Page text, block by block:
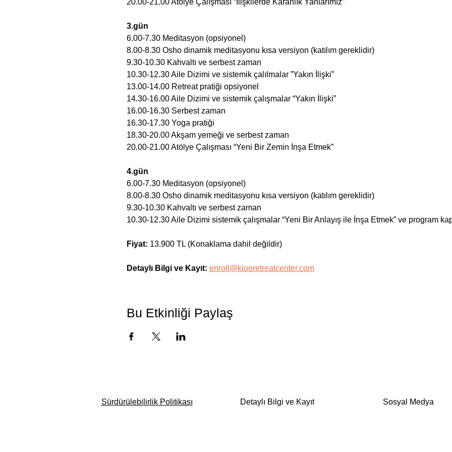
3.gün
6.00-7.30 Meditasyon (opsiyonel)
8.00-8.30 Osho dinamik meditasyonu kısa versiyon (katılım gereklidir)
9.30-10.30 Kahvaltı ve serbest zaman
10.30-12.30 Aile Dizimi ve sistemik çalılmalar ”Yakın İlişki”
13.00-14.00 Retreat pratiği opsiyonel
14.30-16.00 Aile Dizimi ve sistemik çalışmalar “Yakın İlişki”
16.00-16.30 Serbest zaman
16.30-17.30 Yoga pratiği
18.30-20.00 Akşam yemeği ve serbest zaman
20.00-21.00 Atölye Çalışması “Yeni Bir Zemin İnşa Etmek”
4.gün
6.00-7.30 Meditasyon (opsiyonel)
8.00-8.30 Osho dinamik meditasyonu kısa versiyon (katılım gereklidir)
9.30-10.30 Kahvaltı ve serbest zaman
10.30-12.30 Aile Dizimi sistemik çalışmalar “Yeni Bir Anlayış ile İnşa Etmek” ve program
Fiyat: 13.900 TL (Konaklama dahil değildir)
Detaylı Bilgi ve Kayıt: enroll@kiooretreatcenter.com
Bu Etkinliği Paylaş
Sürdürülebilirlik Politikası Detaylı Bilgi ve Kayıt Sosyal Medya